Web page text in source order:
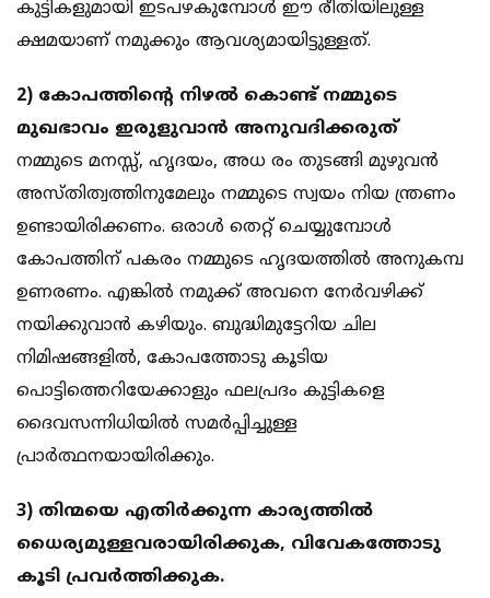
കുട്ടികളുമായി ഇടപഴകുമ്പോള്‍ ഈ രീതിയിലുള്ള
ക്ഷമയാണ് നമുക്കും ആവശ്യമായിട്ടുള്ളത്.
2) കോപത്തിന്റെ നിഴല്‍ കൊണ്ട് നമ്മുടെ
മുഖഭാവം ഇരുളുവാന്‍ അനുവദിക്കരുത്
നമ്മുടെ മനസ്സ്, ഹൃദയം, അധ രം തുടങ്ങി മുഴുവന്‍
അസ്തിത്വത്തിനുമേലും നമ്മുടെ സ്വയം നിയ ന്ത്രണം
ഉണ്ടായിരിക്കണം. ഒരാള്‍ തെറ്റ് ചെയ്യുമ്പോള്‍
കോപത്തിന് പകരം നമ്മുടെ ഹൃദയത്തില്‍ അനുകമ്പ
ഉണരണം. എങ്കില്‍ നമുക്ക് അവനെ നേര്‍വഴിക്ക്
നയിക്കുവാന്‍ കഴിയും. ബുദ്ധിമുട്ടേറിയ ചില
നിമിഷങ്ങളില്‍, കോപത്തോടു കൂടിയ
പൊട്ടിത്തെറിയേക്കാളും ഫലപ്രദം കുട്ടികളെ
ദൈവസന്നിധിയില്‍ സമര്‍പ്പിച്ചുള്ള
പ്രാര്‍ത്ഥനയായിരിക്കും.
3) തിന്മയെ എതിര്‍ക്കുന്ന കാര്യത്തില്‍
ധൈര്യമുള്ളവരായിരിക്കുക, വിവേകത്തോടു
കൂടി പ്രവര്‍ത്തിക്കുക.